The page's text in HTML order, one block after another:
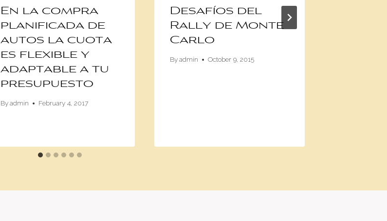
En la compra
planificada de
autos la cuota
es flexible y
adaptable a tu
presupuesto
By admin February 4, 2017
Desafíos del
Rally de Monte
Carlo
By admin October 9, 2015